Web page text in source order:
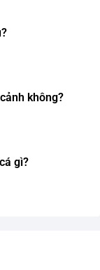
không?
gì?